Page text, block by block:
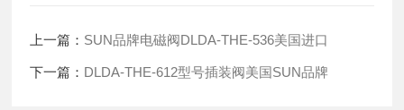
上一篇： SUN品牌电磁阀DLDA-THE-536美国进口
下一篇： DLDA-THE-612型号插装阀美国SUN品牌